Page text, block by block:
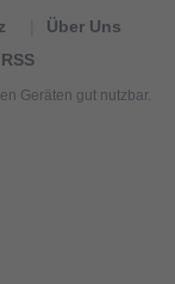
Über Uns
RSS
Geräten gut nutzbar.